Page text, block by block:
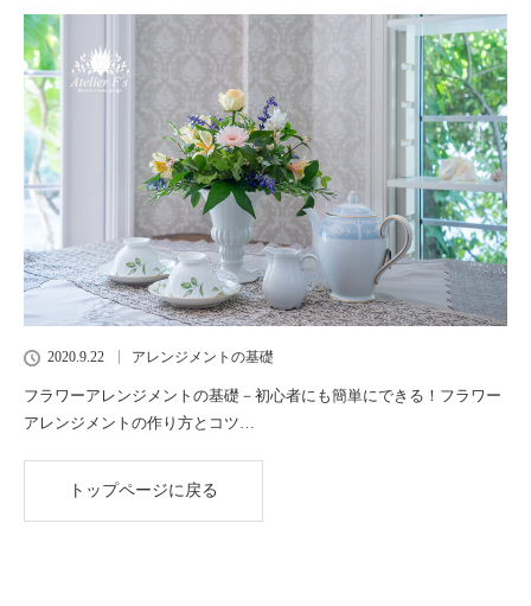
2020.9.22 アレンジメントの基礎
フラワーアレンジメントの基礎－初心者にも簡単にできる！フラワー
アレンジメントの作り方とコツ…
トップページに戻る